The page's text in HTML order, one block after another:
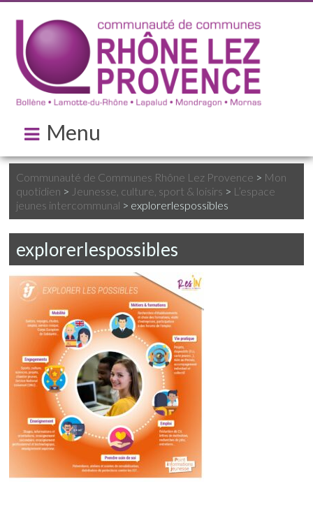
Menu
Communauté de Communes Rhône Lez Provence > Mon
quotidien > Jeunesse, culture, sport & loisirs > L’espace
jeunes intercommunal > explorerlespossibles
explorerlespossibles